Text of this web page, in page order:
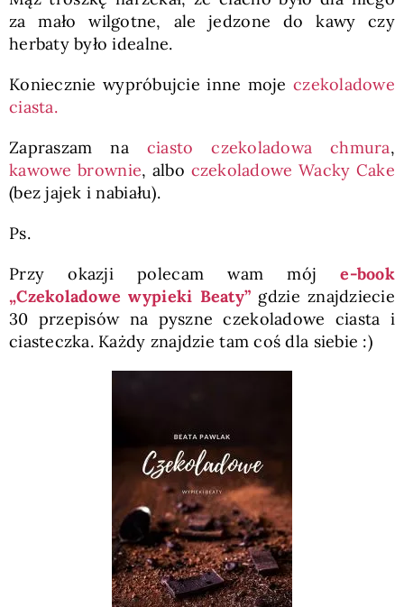
za mało wilgotne, ale jedzone do kawy czy
herbaty było idealne.
Koniecznie wypróbujcie inne mojeczekoladowe
ciasta.
Zapraszam na ciasto czekoladowa chmura,
kawowe brownie, albo czekoladowe Wacky Cake
(bez jajek i nabiału).
Ps.
Przy okazji polecam wam mój e-book
„Czekoladowe wypieki Beaty” gdzie znajdziecie
30 przepisów na pyszne czekoladowe ciasta i
ciasteczka. Każdy znajdzie tam coś dla siebie :)